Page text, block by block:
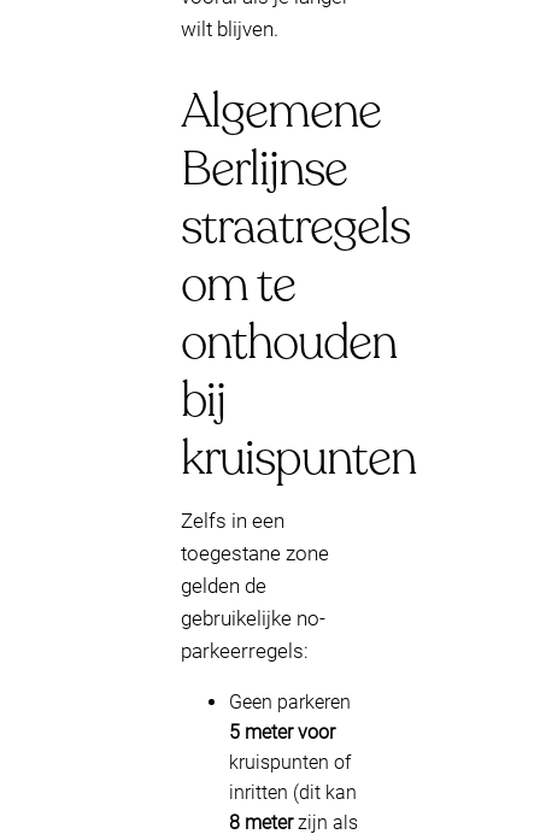
wilt blijven.
Algemene
Berlijnse
straatregels
om te
onthouden
bij
kruispunten
Zelfs in een
toegestane zone
gelden de
gebruikelijke no-
parkeerregels:
Geen parkeren
5 meter voor
kruispunten of
inritten (dit kan
8 meterzijn als